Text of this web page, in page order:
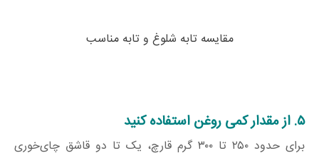
مقایسه تابه شلوغ و تابه مناسب
۵. از مقدار کمی روغن استفاده کنید
برای حدود ۲۵۰ تا ۳۰۰ گرم قارچ، یک تا دو قاشق چای‌خوری